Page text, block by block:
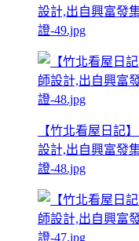
設計,出自興富發
證-49.jpg
【竹北看屋日記
設計,出自興富發
證-48.jpg